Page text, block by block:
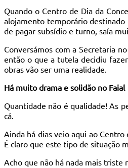
Quando o Centro de Dia da
alojamento temporário destinado
de pagar subsídio e turno, saía
Conversámos com a Secretaria
então o que a tutela decidiu
obras vão ser uma realidade.
Há muito drama e solidão no Faial
Quantidade não é qualidade! As
cá.
Ainda há dias veio aqui ao
É claro que este tipo de situação
Acho que não há nada mais triste